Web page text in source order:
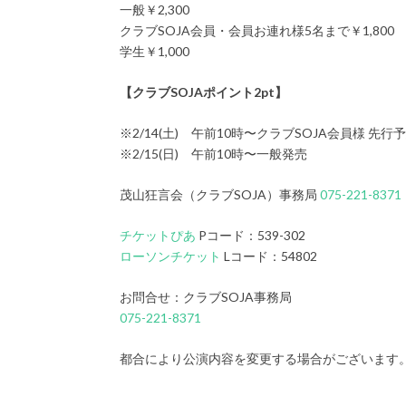
一般￥2,300
クラブSOJA会員・会員お連れ様5名まで￥1,800
学生￥1,000
【クラブSOJAポイント2pt】
※2/14(土) 午前10時〜クラブSOJA会員様 先行
※2/15(日) 午前10時〜一般発売
茂山狂言会（クラブSOJA）事務局 075-221-8371
チケットぴあ Pコード：539-302
ローソンチケット Lコード：54802
お問合せ：クラブSOJA事務局
075-221-8371
都合により公演内容を変更する場合がございます